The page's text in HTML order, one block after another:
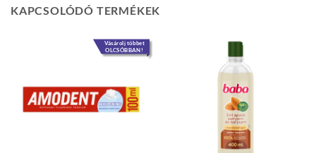
KAPCSOLÓDÓ TERMÉKEK
Vásárolj többet
OLCSÓBBAN!